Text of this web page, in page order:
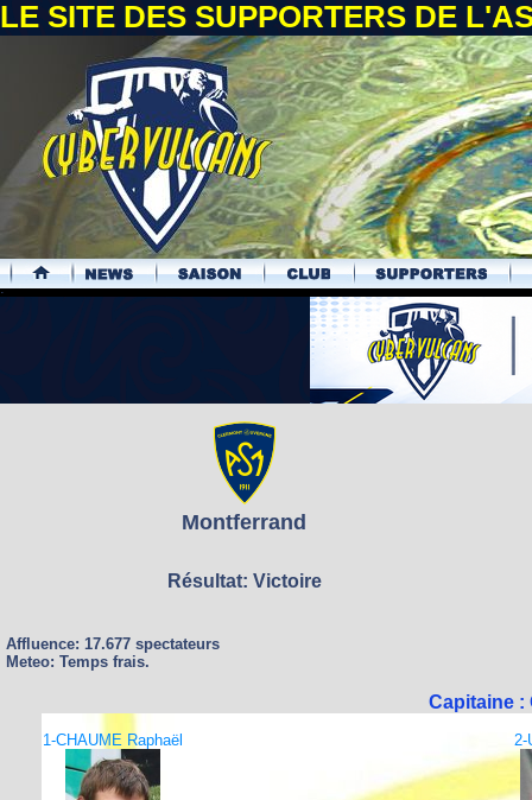
LE SITE DES SUPPORTERS DE
.
Montferrand
Résultat: Victoire
Affluence: 17.677 spectateurs
Meteo: Temps frais.
Capitaine :
1-CHAUME Raphaël 2-